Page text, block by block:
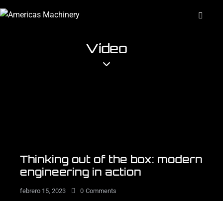
Vídeo
Thinking out of the box: modern
engineering in action
febrero 15, 2023 0 Comments